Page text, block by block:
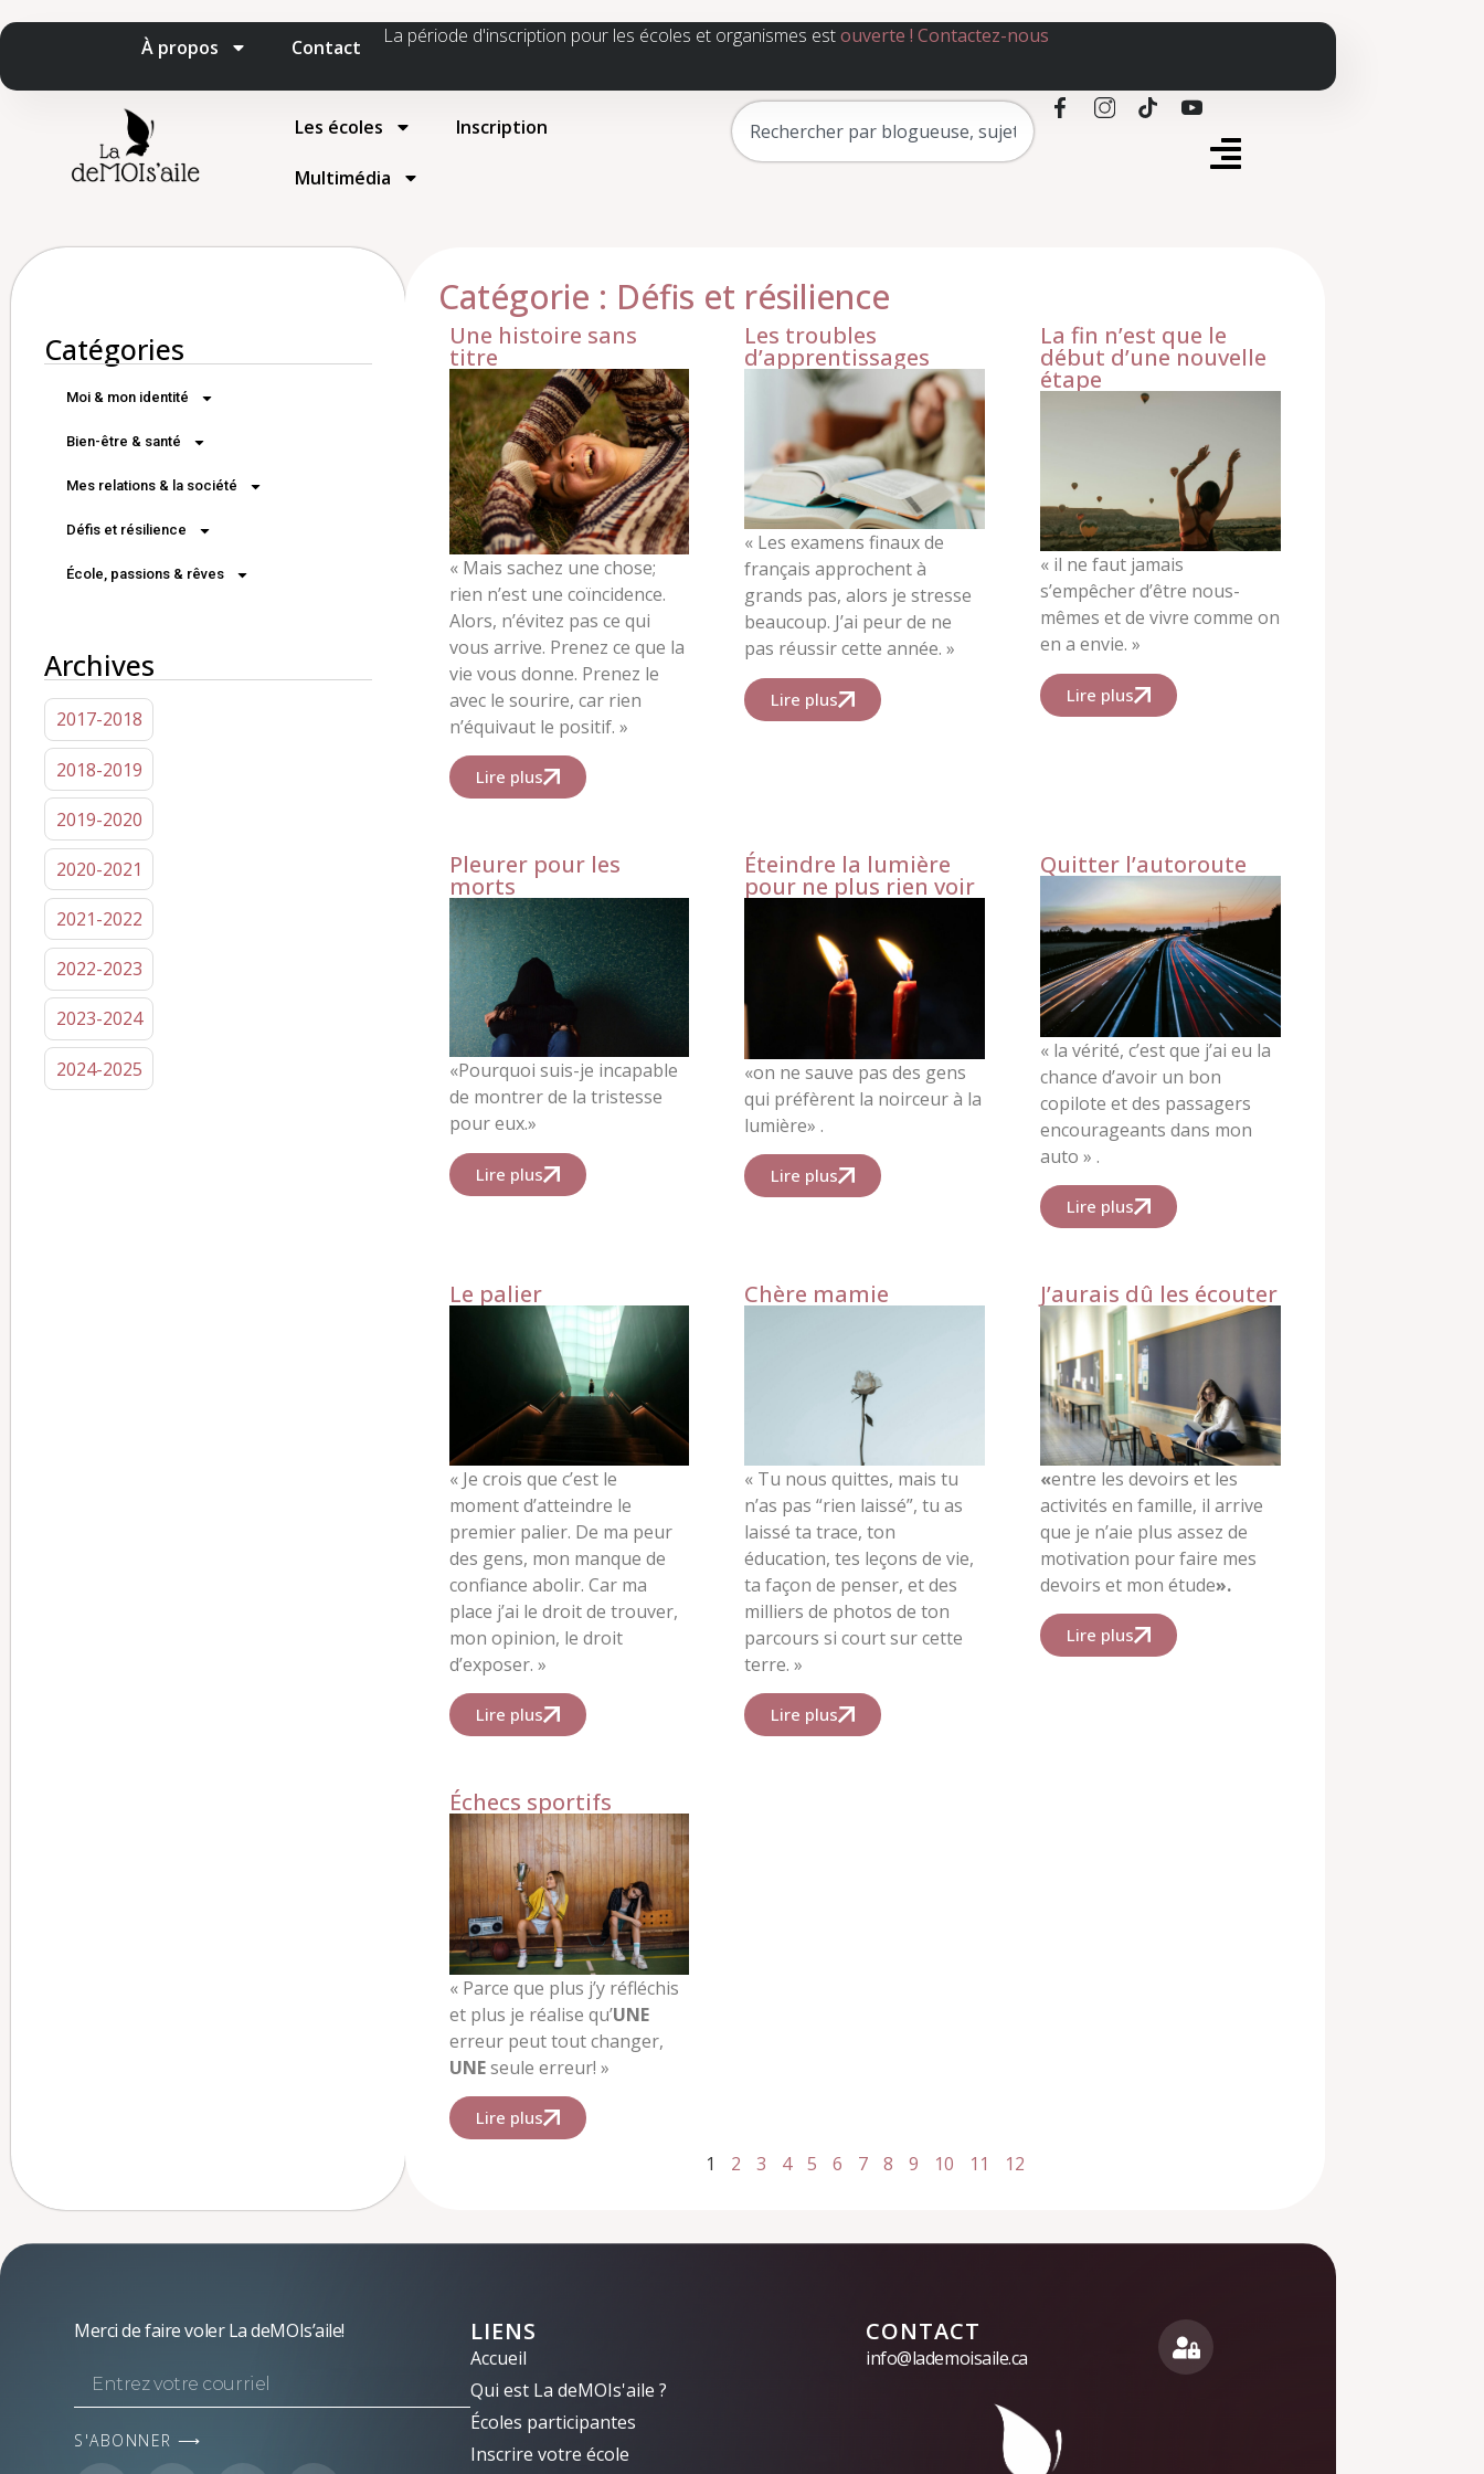
À propos Contact La période d'inscription pour les écoles et organismes estouverte ! Contactez-nous
Les écoles Inscription
Multimédia
Catégories
Moi & mon identité
Bien-être & santé
Mes relations & la société
Défis et résilience
École, passions & rêves
Archives
2017-2018
2018-2019
2019-2020
2020-2021
2021-2022
2022-2023
2023-2024
2024-2025
Catégorie : Défis et résilience
Une histoire sans
titre
« Mais sachez une chose;
rien n’est une coïncidence.
Alors, n’évitez pas ce qui
vous arrive. Prenez ce que la
vie vous donne. Prenez le
avec le sourire, car rien
n’équivaut le positif. »
Lire plus
Les troubles
d’apprentissages
« Les examens finaux de
français approchent à
grands pas, alors je stresse
beaucoup. J’ai peur de ne
pas réussir cette année. »
Lire plus
La fin n’est que le
début d’une nouvelle
étape
« il ne faut jamais
s’empêcher d’être nous-
mêmes et de vivre comme on
en a envie. »
Lire plus
Pleurer pour les
morts
«Pourquoi suis-je incapable
de montrer de la tristesse
pour eux.»
Lire plus
Éteindre la lumière
pour ne plus rien voir
«on ne sauve pas des gens
qui préfèrent la noirceur à la
lumière» .
Lire plus
Quitter l’autoroute
« la vérité, c’est que j’ai eu la
chance d’avoir un bon
copilote et des passagers
encourageants dans mon
auto » .
Lire plus
Le palier
« Je crois que c’est le
moment d’atteindre le
premier palier. De ma peur
des gens, mon manque de
confiance abolir. Car ma
place j’ai le droit de trouver,
mon opinion, le droit
d’exposer. »
Lire plus
Chère mamie
« Tu nous quittes, mais tu
n’as pas “rien laissé”, tu as
laissé ta trace, ton
éducation, tes leçons de vie,
ta façon de penser, et des
milliers de photos de ton
parcours si court sur cette
terre. »
Lire plus
J’aurais dû les écouter
«entre les devoirs et les
activités en famille, il arrive
que je n’aie plus assez de
motivation pour faire mes
devoirs et mon étude».
Lire plus
Échecs sportifs
« Parce que plus j’y réfléchis
et plus je réalise qu’UNE
erreur peut tout changer,
UNEseule erreur! »
Lire plus
1 2 3 4 5 6 7 8 9 10 11 12
Merci de faire voler La deMOIs’aile!
S'ABONNER ⟶
LIENS
Accueil
Qui est La deMOIs'aile ?
Écoles participantes
Inscrire votre école
CONTACT
info@lademoisaile.ca